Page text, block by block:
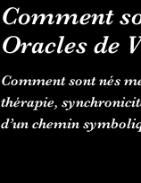
Comment
Oracles de
Comment sont nés
thérapie,
d’un chemin